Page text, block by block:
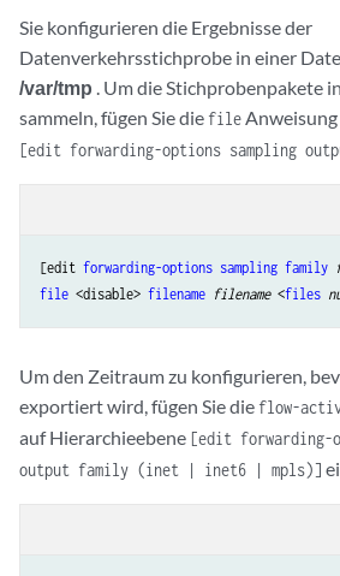
Sie konfigurieren die Ergebnisse der
Datenverkehrsstichprobe in einer
/var/tmp . Um die Stichprobenpakete
sammeln, fügen Sie die file
[edit forwarding-options sampling
[edit forwarding-options sampling family
file <disable> filename filename <files
Um den Zeitraum zu konfigurieren,
exportiert wird, fügen Sie die flow-
auf Hierarchieebene [edit forwarding-
output family (inet | inet6 | mpls)]